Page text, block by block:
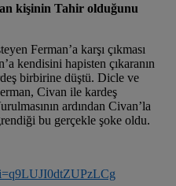
kişinin Tahir olduğunu
Ferman’a karşı çıkması
kendisini hapisten çıkaranın
birbirine düştü. Dicle ve
Civan ile kardeş
ardından Civan’la
bu gerçekle şoke oldu.